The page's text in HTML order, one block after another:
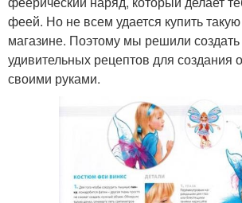
феей. Но не всем удается купить
магазине. Поэтому мы решили создать
удивительных рецептов для создания
своими руками.